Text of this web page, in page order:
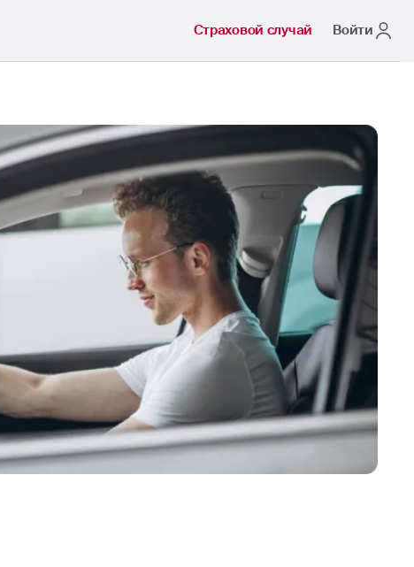
Страховой случай Войти